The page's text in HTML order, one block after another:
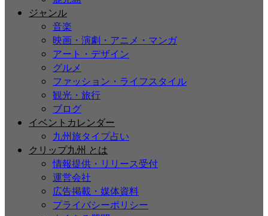
ジャンル
音楽
映画・演劇・アニメ・マンガ
アート・デザイン
グルメ
ファッション・ライフスタイル
観光・旅行
ブログ
イベントカレンダー
九州旅タイプ占い
クリップ九州 とは
情報提供・リリース受付
運営会社
広告掲載・媒体資料
プライバシーポリシー